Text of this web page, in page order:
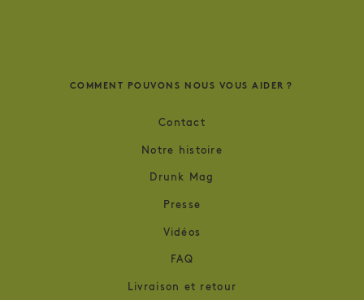
COMMENT POUVONS NOUS VOUS AIDER？
Contact
Notre histoire
Drunk Mag
Presse
Vidéos
FAQ
Livraison et retour